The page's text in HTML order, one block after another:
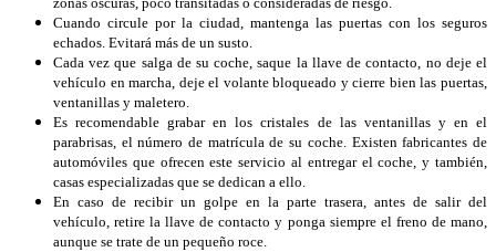
Cuando circule por la ciudad, mantenga las puertas con los seguros
echados. Evitará más de un susto.
Cada vez que salga de su coche, saque la llave de contacto, no deje el
vehículo en marcha, deje el volante bloqueado y cierre bien las puertas,
ventanillas y maletero.
Es recomendable grabar en los cristales de las ventanillas y en el
parabrisas, el número de matrícula de su coche. Existen fabricantes de
automóviles que ofrecen este servicio al entregar el coche, y también,
casas especializadas que se dedican a ello.
En caso de recibir un golpe en la parte trasera, antes de salir del
vehículo, retire la llave de contacto y ponga siempre el freno de mano,
aunque se trate de un pequeño roce.